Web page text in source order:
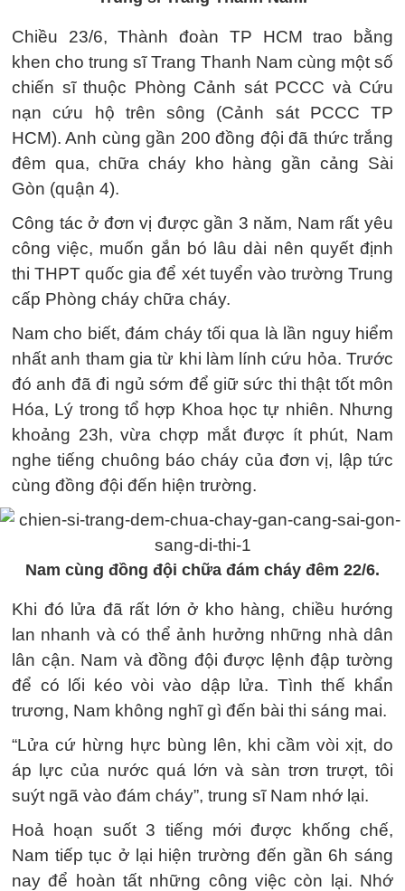
Chiều 23/6, Thành đoàn TP HCM trao bằng
khen cho trung sĩ Trang Thanh Nam cùng một số
chiến sĩ thuộc Phòng Cảnh sát PCCC và Cứu
nạn cứu hộ trên sông (Cảnh sát PCCC TP
HCM). Anh cùng gần 200 đồng đội đã thức trắng
đêm qua, chữa cháy kho hàng gần cảng Sài
Gòn (quận 4).
Công tác ở đơn vị được gần 3 năm, Nam rất yêu
công việc, muốn gắn bó lâu dài nên quyết định
thi THPT quốc gia để xét tuyển vào trường Trung
cấp Phòng cháy chữa cháy.
Nam cho biết, đám cháy tối qua là lần nguy hiểm
nhất anh tham gia từ khi làm lính cứu hỏa. Trước
đó anh đã đi ngủ sớm để giữ sức thi thật tốt môn
Hóa, Lý trong tổ hợp Khoa học tự nhiên. Nhưng
khoảng 23h, vừa chợp mắt được ít phút, Nam
nghe tiếng chuông báo cháy của đơn vị, lập tức
cùng đồng đội đến hiện trường.
Nam cùng đồng đội chữa đám cháy đêm 22/6.
Khi đó lửa đã rất lớn ở kho hàng, chiều hướng
lan nhanh và có thể ảnh hưởng những nhà dân
lân cận. Nam và đồng đội được lệnh đập tường
để có lối kéo vòi vào dập lửa. Tình thế khẩn
trương, Nam không nghĩ gì đến bài thi sáng mai.
“Lửa cứ hừng hực bùng lên, khi cầm vòi xịt, do
áp lực của nước quá lớn và sàn trơn trượt, tôi
suýt ngã vào đám cháy”, trung sĩ Nam nhớ lại.
Hoả hoạn suốt 3 tiếng mới được khống chế,
Nam tiếp tục ở lại hiện trường đến gần 6h sáng
nay để hoàn tất những công việc còn lại. Nhớ